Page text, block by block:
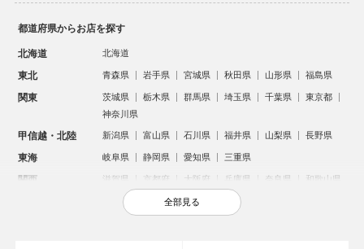
都道府県からお店を探す
北海道 北海道
東北 青森県 岩手県 宮城県 秋田県 山形県 福島県
関東 茨城県 栃木県 群馬県 埼玉県 千葉県
東京都
神奈川県
甲信越・北陸 新潟県 富山県 石川県 福井県 山梨県 長野県
東海 岐阜県 静岡県 愛知県 三重県
関西 滋賀県 京都府 大阪府 兵庫県 奈良県 和歌山県
鳥取県 島根県 岡山県 広島県
全部見る